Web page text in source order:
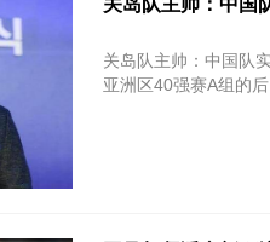
关岛队主帅：中国
关岛队主帅：中国队
亚洲区40强赛A组的